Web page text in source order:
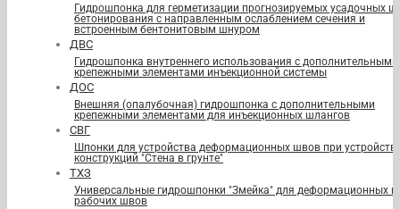
Гидрошпонка для герметизации прогнозируемых усадочных
бетонирования с направленным ослаблением сечения и
встроенным бентонитовым шнуром
ДВС
Гидрошпонка внутреннего использования с дополнительными
крепежными элементами инъекционной системы
ДОС
Внешняя (опалубочная) гидрошпонка с дополнительными
крепежными элементами для инъекционных шлангов
СВГ
Шпонки для устройства деформационных швов при
конструкций "Стена в грунте"
ТХЗ
Универсальные гидрошпонки "Змейка" для деформационных и
рабочих швов